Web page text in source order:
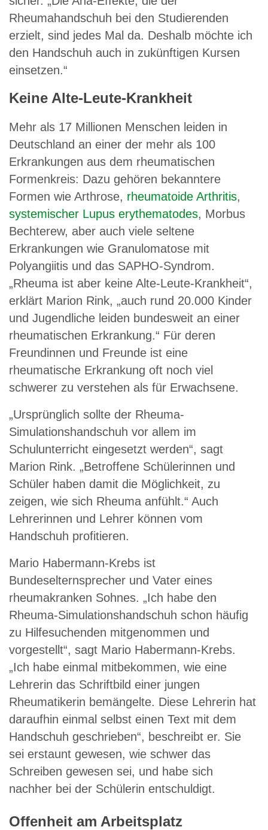
Rheumahandschuh bei den Studierenden
erzielt, sind jedes Mal da. Deshalb möchte ich
den Handschuh auch in zukünftigen Kursen
einsetzen.“
Keine Alte-Leute-Krankheit
Mehr als 17 Millionen Menschen leiden in
Deutschland an einer der mehr als 100
Erkrankungen aus dem rheumatischen
Formenkreis: Dazu gehören bekanntere
Formen wie Arthrose, rheumatoide Arthritis,
systemischer Lupus erythematodes, Morbus
Bechterew, aber auch viele seltene
Erkrankungen wie Granulomatose mit
Polyangiitis und das SAPHO-Syndrom.
„Rheuma ist aber keine Alte-Leute-Krankheit“,
erklärt Marion Rink, „auch rund 20.000 Kinder
und Jugendliche leiden bundesweit an einer
rheumatischen Erkrankung.“ Für deren
Freundinnen und Freunde ist eine
rheumatische Erkrankung oft noch viel
schwerer zu verstehen als für Erwachsene.
„Ursprünglich sollte der Rheuma-
Simulationshandschuh vor allem im
Schulunterricht eingesetzt werden“, sagt
Marion Rink. „Betroffene Schülerinnen und
Schüler haben damit die Möglichkeit, zu
zeigen, wie sich Rheuma anfühlt.“ Auch
Lehrerinnen und Lehrer können vom
Handschuh profitieren.
Mario Habermann-Krebs ist
Bundeselternsprecher und Vater eines
rheumakranken Sohnes. „Ich habe den
Rheuma-Simulationshandschuh schon häufig
zu Hilfesuchenden mitgenommen und
vorgestellt“, sagt Mario Habermann-Krebs.
„Ich habe einmal mitbekommen, wie eine
Lehrerin das Schriftbild einer jungen
Rheumatikerin bemängelte. Diese Lehrerin hat
daraufhin einmal selbst einen Text mit dem
Handschuh geschrieben“, beschreibt er. Sie
sei erstaunt gewesen, wie schwer das
Schreiben gewesen sei, und habe sich
nachher bei der Schülerin entschuldigt.
Offenheit am Arbeitsplatz